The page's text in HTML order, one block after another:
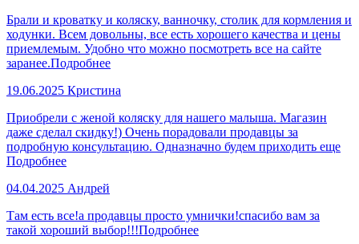
Брали и кроватку и коляску, ванночку, столик для кормления и
ходунки. Всем довольны, все есть хорошего качества и цены
приемлемым. Удобно что можно посмотреть все на сайте
заранее.Подробнее
19.06.2025 Кристина
Приобрели с женой коляску для нашего малыша. Магазин
даже сделал скидку!) Очень порадовали продавцы за
подробную консультацию. Одназначно будем приходить еще
Подробнее
04.04.2025 Андрей
Там есть все!а продавцы просто умнички!спасибо вам за
такой хороший выбор!!!Подробнее